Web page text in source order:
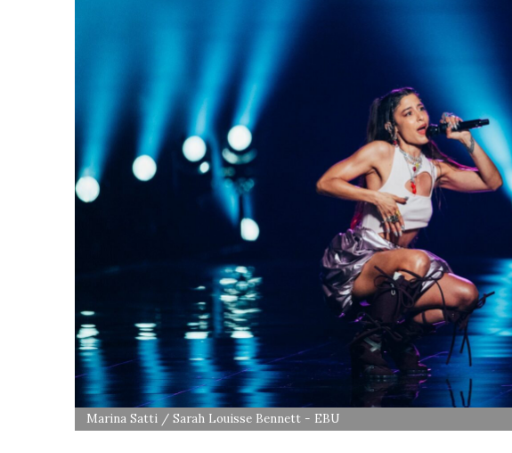
Marina Satti / Sarah Louisse Bennett - EBU